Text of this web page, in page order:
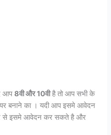
आप8वी और 10वीहै तो आप सभी के
बनाने का । यदी आप इसमे आवेदन
से इसमे आवेदन कर सकते है और